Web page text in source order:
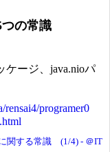
の常識
ージ、java.nioパ
関する常識 (1/4) - ＠IT